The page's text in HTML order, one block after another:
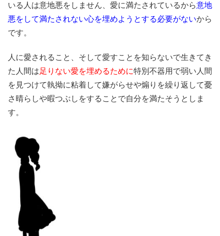
いる人は意地悪をしません、愛に満たされているから意地
悪をして満たされない心を埋めようとする必要がないから
です。
人に愛されること、そして愛すことを知らないで生きてき
た人間は足りない愛を埋めるために特別不器用で弱い人間
を見つけて執拗に粘着して嫌がらせや煽りを繰り返して憂
さ晴らしや暇つぶしをすることで自分を満たそうとしま
す。